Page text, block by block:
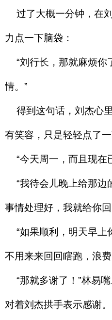
过了大概一分钟，在
力点一下脑袋：
“刘行长，那就麻烦你
情。”
得到这句话，刘杰心
有笑容，只是轻轻点了一
“今天周一，而且现在
“我待会儿晚上给那边
事情处理好，我就给你
“如果顺利，明天早上
不用来来回回瞎跑，浪
“那就多谢了！”林易嘴
对着刘杰拱手表示感谢。